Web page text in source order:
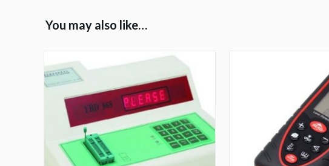
You may also like…